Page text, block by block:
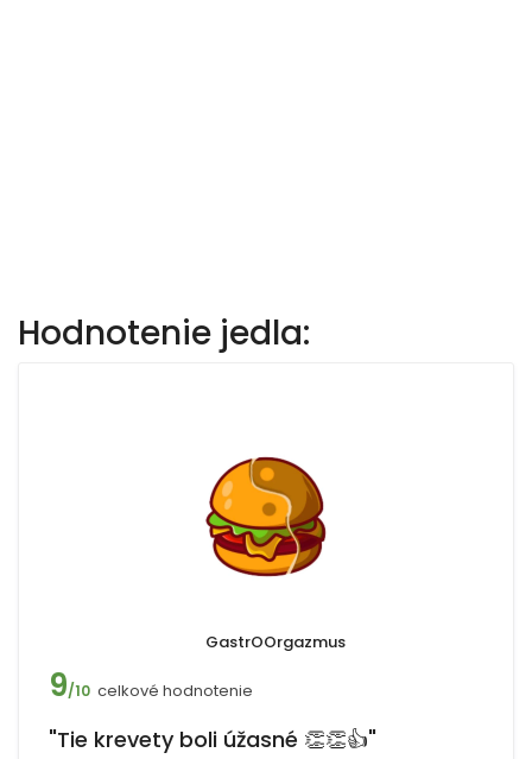
Hodnotenie jedla:
GastrOOrgazmus
9/10 celkové hodnotenie
"Tie krevety boli úžasné 👏👏👍"